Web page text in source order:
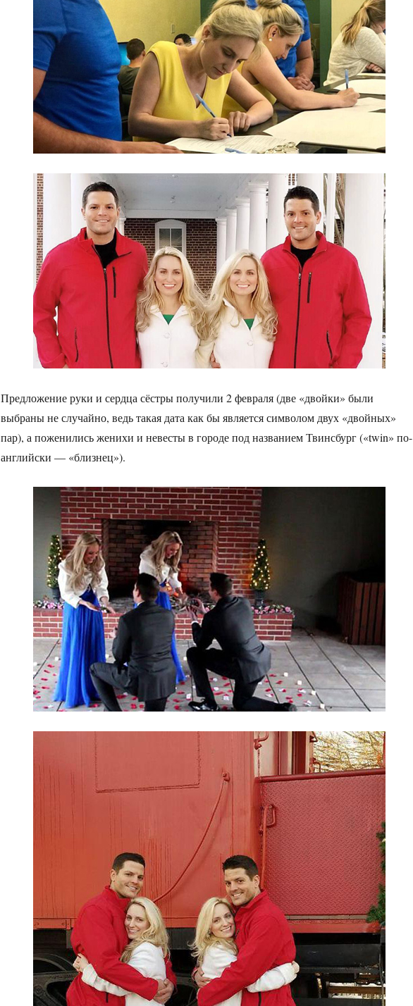
Предложение руки и сердца сёстры получили 2 февраля (две «двойки» были
выбраны не случайно, ведь такая дата как бы является символом двух «двойных»
пар), а поженились женихи и невесты в городе под названием Твинсбург («twin» по-
английски — «близнец»).